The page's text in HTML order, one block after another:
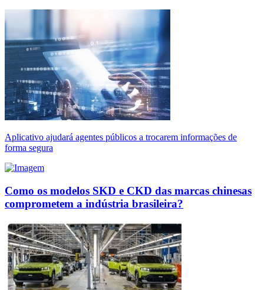
Aplicativo ajudará agentes públicos a trocarem informações de
forma segura
Como os modelos SKD e CKD das marcas chinesas
comprometem a indústria brasileira?